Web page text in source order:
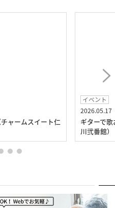
ャームスイート仁
イベント
2026.05.17
ギターで
川弐番館）